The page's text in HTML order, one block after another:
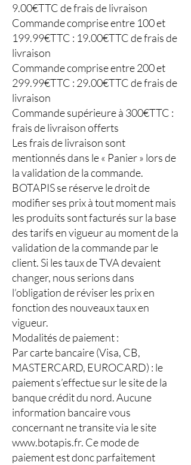
9.00€TTC de frais de livraison
Commande comprise entre 100 et
199.99€TTC : 19.00€TTC de frais de
livraison
Commande comprise entre 200 et
299.99€TTC : 29.00€TTC de frais de
livraison
Commande supérieure à 300€TTC :
frais de livraison offerts
Les frais de livraison sont
mentionnés dans le « Panier » lors de
la validation de la commande.
BOTAPIS se réserve le droit de
modifier ses prix à tout moment mais
les produits sont facturés sur la base
des tarifs en vigueur au moment de la
validation de la commande par le
client. Si les taux de TVA devaient
changer, nous serions dans
l’obligation de réviser les prix en
fonction des nouveaux taux en
vigueur.
Modalités de paiement :
Par carte bancaire (Visa, CB,
MASTERCARD, EUROCARD) : le
paiement s’effectue sur le site de la
banque crédit du nord. Aucune
information bancaire vous
concernant ne transite via le site
www.botapis.fr. Ce mode de
paiement est donc parfaitement